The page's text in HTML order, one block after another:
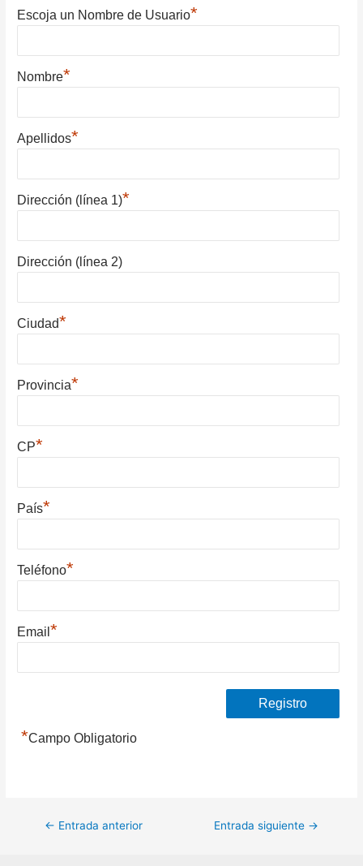
Escoja un Nombre de Usuario*
Nombre*
Apellidos*
Dirección (línea 1)*
Dirección (línea 2)
Ciudad*
Provincia*
CP*
País*
Teléfono*
Email*
*Campo Obligatorio
Navegación
← Entrada anterior Entrada siguiente →